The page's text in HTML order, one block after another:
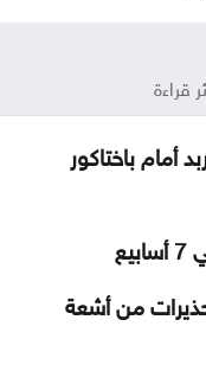
قراءة
أمام باختاكور
من أشعة